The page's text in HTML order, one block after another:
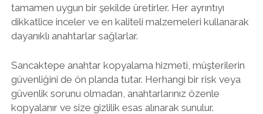
tamamen uygun bir şekilde üretirler. Her ayrıntıyı
dikkatlice inceler ve en kaliteli malzemeleri kullanarak
dayanıklı anahtarlar sağlarlar.
Sancaktepe anahtar kopyalama hizmeti, müşterilerin
güvenliğini de ön planda tutar. Herhangi bir risk veya
güvenlik sorunu olmadan, anahtarlarınız özenle
kopyalanır ve size gizlilik esas alınarak sunulur.